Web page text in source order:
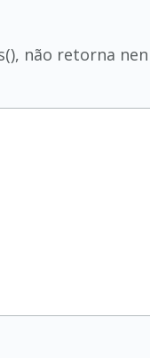
não retorna